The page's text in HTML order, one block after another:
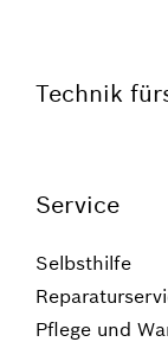
Technik
Service
Selbsthilfe
Pflege und